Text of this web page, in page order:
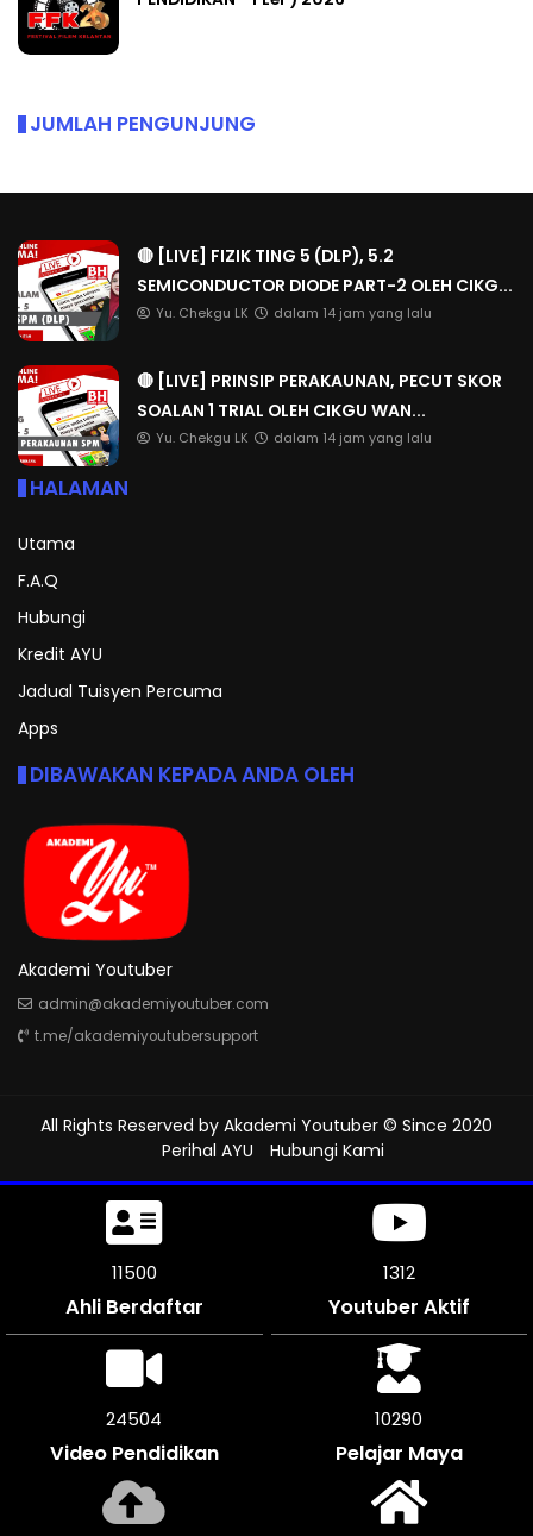
JUMLAH PENGUNJUNG
🔴 [LIVE] FIZIK TING 5 (DLP), 5.2
SEMICONDUCTOR DIODE PART-2 OLEH CIKG...
Yu. Chekgu LK dalam 14 jam yang lalu
🔴 [LIVE] PRINSIP PERAKAUNAN, PECUT SKOR
SOALAN 1 TRIAL OLEH CIKGU WAN...
Yu. Chekgu LK dalam 14 jam yang lalu
HALAMAN
Utama
F.A.Q
Hubungi
Kredit AYU
Jadual Tuisyen Percuma
Apps
DIBAWAKAN KEPADA ANDA OLEH
Akademi Youtuber
admin@akademiyoutuber.com
t.me/akademiyoutubersupport
All Rights Reserved by Akademi Youtuber © Since 2020
Perihal AYU
Hubungi Kami
11500
Ahli Berdaftar
1312
Youtuber Aktif
25316
Video Pendidikan
10290
Pelajar Maya